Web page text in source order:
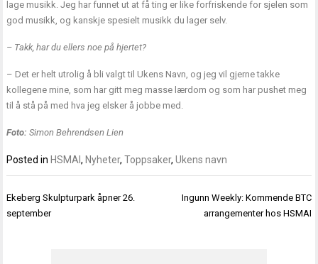
lage musikk. Jeg har funnet ut at få ting er like forfriskende for sjelen som
god musikk, og kanskje spesielt musikk du lager selv.
– Takk, har du ellers noe på hjertet?
– Det er helt utrolig å bli valgt til Ukens Navn, og jeg vil gjerne takke
kollegene mine, som har gitt meg masse lærdom og som har pushet meg
til å stå på med hva jeg elsker å jobbe med.
Foto: Simon Behrendsen Lien
Posted in HSMAI, Nyheter,Toppsaker,Ukens navn
Innleggsnavigasjon
Ekeberg Skulpturpark åpner 26.
september
Ingunn Weekly: Kommende BTC
arrangementer hos HSMAI